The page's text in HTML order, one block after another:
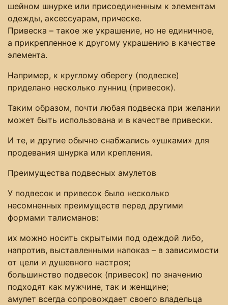
шейном шнурке или присоединенным к элементам
одежды, аксессуарам, прическе.
Привеска – такое же украшение, но не единичное,
а прикрепленное к другому украшению в качестве
элемента.
Например, к круглому оберегу (подвеске)
приделано несколько лунниц (привесок).
Таким образом, почти любая подвеска при желании
может быть использована и в качестве привески.
И те, и другие обычно снабжались «ушками» для
продевания шнурка или крепления.
Преимущества подвесных амулетов
У подвесок и привесок было несколько
несомненных преимуществ перед другими
формами талисманов:
их можно носить скрытыми под одеждой либо,
напротив, выставленными напоказ – в зависимости
от цели и душевного настроя;
большинство подвесок (привесок) по значению
подходят как мужчине, так и женщине;
амулет всегда сопровождает своего владельца